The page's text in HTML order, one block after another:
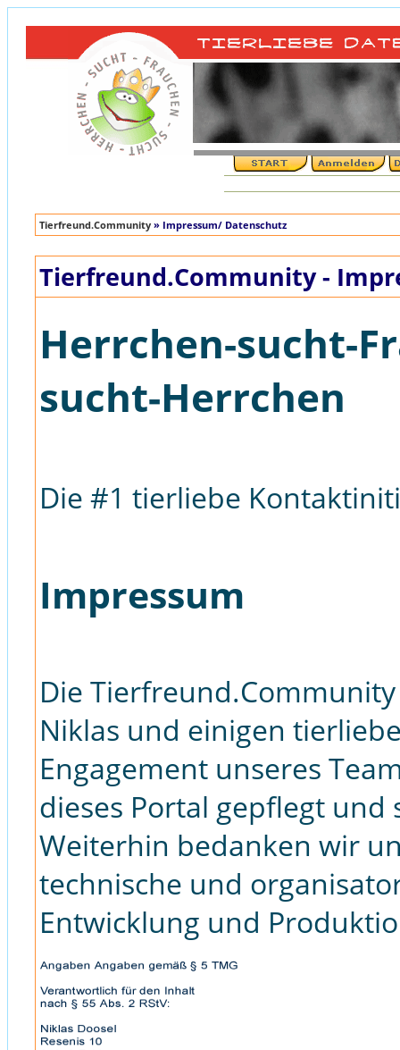
Tierfreund.Community » Impressum/ Datenschutz
Tierfreund.Community -
Herrchen-sucht-
sucht-Herrchen
Die #1 tierliebe
Impressum
Die
Niklas und einigen
Engagement unseres
dieses Portal gepflegt
Weiterhin bedanken wir
technische und
Entwicklung und